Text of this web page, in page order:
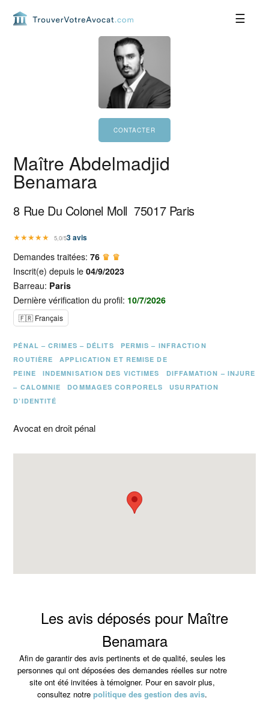
Maître Abdelmadjid
Benamara
8 Rue Du Colonel Moll 75017 Paris
★★★★★ 5,0/53avis
Demandes traitées:76 ♛ ♛
Inscrit(e) depuis le04/9/2023
Barreau: Paris
Dernière vérification du profil: 10/7/2026
🇫🇷 Français
PÉNAL – CRIMES – DÉLITS
PERMIS – INFRACTION
ROUTIÈRE
APPLICATION ET REMISE DE
PEINE
INDEMNISATION DES VICTIMES
DIFFAMATION – INJURE
– CALOMNIE
DOMMAGES CORPORELS
USURPATION
D’IDENTITÉ
Avocat en droit pénal
Les avis déposés pour Maître
Benamara
Afin de garantir des avis pertinents et de qualité, seules les
personnes qui ont déposées des demandes réelles sur notre
site ont été invitées à témoigner. Pour en savoir plus,
consultez notrepolitique des gestion des avis.